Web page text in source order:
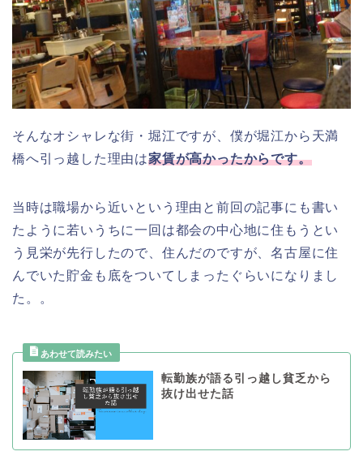
そんなオシャレな街・堀江ですが、僕が堀江から天満
橋へ引っ越した理由は家賃が高かったからです。
当時は職場から近いという理由と前回の記事にも書い
たように若いうちに一回は都会の中心地に住もうとい
う見栄が先行したので、住んだのですが、名古屋に住
んでいた貯金も底をついてしまったぐらいになりまし
た。。
転勤族が語る引っ越し貧乏から
抜け出せた話